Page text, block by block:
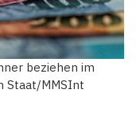
beziehen im
Staat/MMSInt